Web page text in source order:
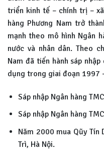
triển kinh tế – chính trị –
hàng Phương Nam trở
mạnh theo mô hình Ngân
nước và nhân dân. Theo
Nam đã tiến hành sáp
dụng trong giai đoạn 1997
Sáp nhập Ngân hàng
Sáp nhập Ngân hàng
Năm 2000 mua Qũy Tín
Trì, Hà Nội.